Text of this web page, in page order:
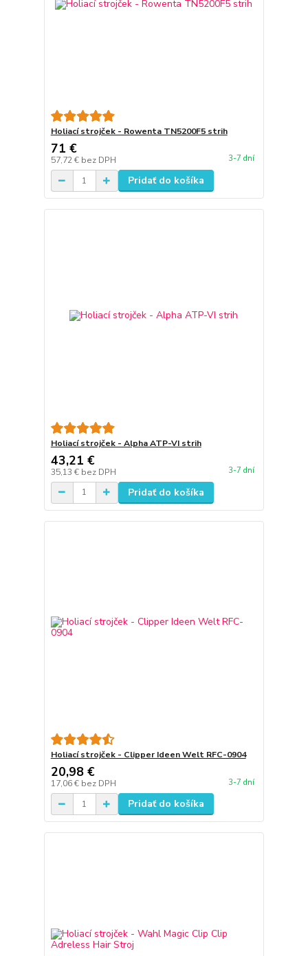
Holiací strojček - Rowenta TN5200F5 strih
71 €
57,72 € bez DPH 3-7 dní
Pridať do košíka
Holiací strojček - Alpha ATP-VI strih
43,21 €
35,13 € bez DPH 3-7 dní
Pridať do košíka
Holiací strojček - Clipper Ideen Welt RFC-0904
20,98 €
17,06 € bez DPH 3-7 dní
Pridať do košíka